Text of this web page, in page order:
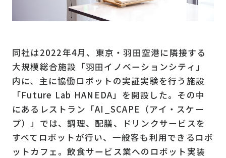
同社は2022年4月、東京・羽田空港に隣接する
大規模総合施設「羽田イノベーションシティ」
内に、主に協働ロボットの実証実験を行う施設
「Future Lab HANEDA」を開設した。その中
にあるレストラン「AI_SCAPE（アイ・スケー
プ）」では、調理、配膳、ドリンクサービスを
すべてロボットが行い、一般客も利用できるロボ
ットカフェ。飲食サービス業へのロボット実装